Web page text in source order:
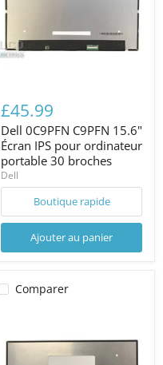
£45.99
Dell 0C9PFN C9PFN 15.6"
Écran IPS pour ordinateur
portable 30 broches
Dell
Boutique rapide
Ajouter au panier
Comparer